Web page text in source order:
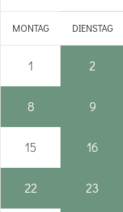
MONTAG DIENSTAG
1 2
8 9
15 16
22 23